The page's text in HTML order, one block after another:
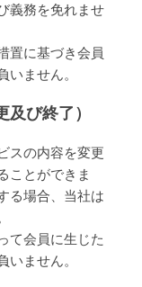
義務を免れませ
置に基づき会員
いません。
び終了）
スの内容を変更
ことができま
る場合、当社は
て会員に生じた
いません。